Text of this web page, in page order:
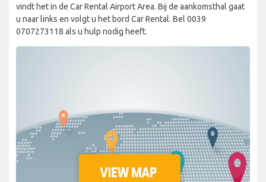
vindt het in de Car Rental Airport Area. Bij de aankomsthal gaat
u naar links en volgt u het bord Car Rental. Bel 0039
0707273118 als u hulp nodig heeft.